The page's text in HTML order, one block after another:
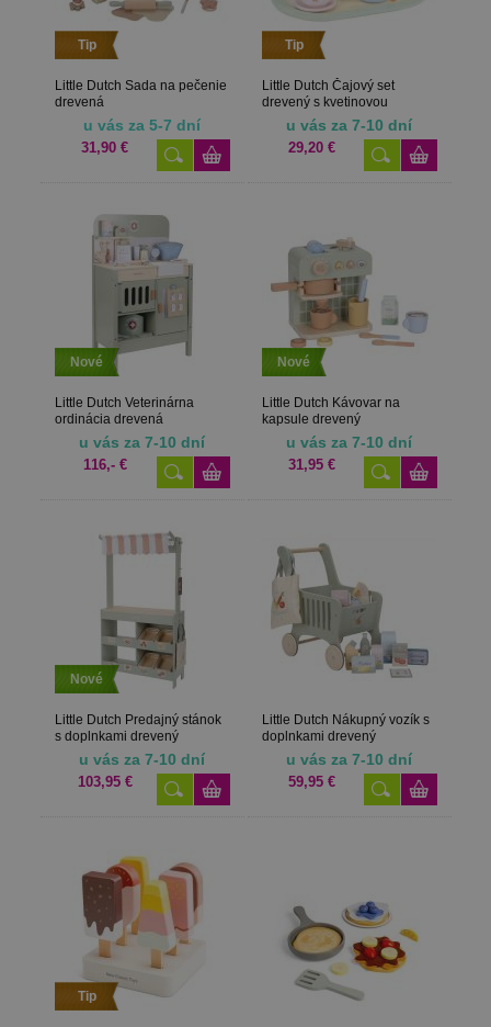
Tip
Little Dutch Sada na pečenie
drevená
u vás za 5-7 dní
31,90 €
Tip
Little Dutch Čajový set
drevený s kvetinovou
potlačou
u vás za 7-10 dní
29,20 €
Nové
Little Dutch Veterinárna
ordinácia drevená
u vás za 7-10 dní
116,- €
Nové
Little Dutch Kávovar na
kapsule drevený
u vás za 7-10 dní
31,95 €
Nové
Little Dutch Predajný stánok
s doplnkami drevený
u vás za 7-10 dní
103,95 €
Little Dutch Nákupný vozík s
doplnkami drevený
u vás za 7-10 dní
59,95 €
Tip